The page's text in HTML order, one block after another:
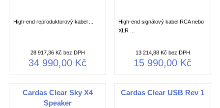
High-end reproduktorový kabel ...
28 917,36 Kč bez DPH
34 990,00 Kč
High-end signálový kabel RCA nebo
XLR ...
13 214,88 Kč bez DPH
15 990,00 Kč
Cardas Clear Sky X4
Speaker
Cardas Clear USB Rev 1